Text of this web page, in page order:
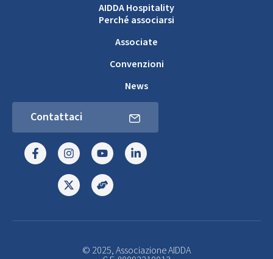
AIDDA Hospitality
Perché associarsi
Associate
Convenzioni
News
Contattaci
© 2025, Associazione AIDDA